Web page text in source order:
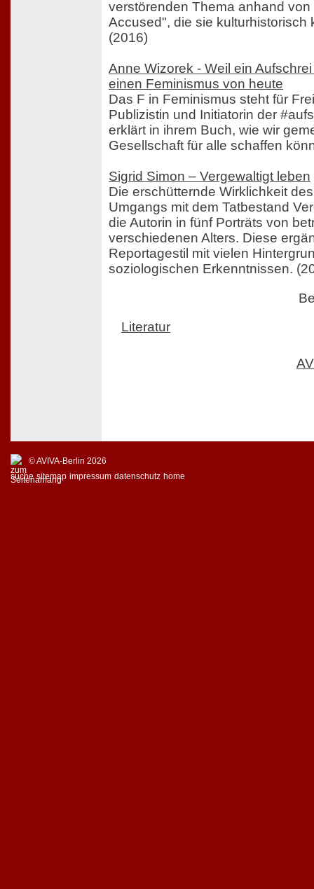
verstörenden Thema anhand
Accused", die sie kulturhistorisch
(2016)
Anne Wizorek - Weil ein
einen Feminismus von heute
Das F in Feminismus steht für
Publizistin und Initiatorin der
erklärt in ihrem Buch, wie wir
Gesellschaft für alle schaffen
Sigrid Simon – Vergewaltigt leben
Die erschütternde Wirklichkeit
Umgangs mit dem Tatbestand
die Autorin in fünf Porträts von
verschiedenen Alters. Diese
Reportagestil mit vielen
soziologischen Erkenntnissen.
Literatur
© AVIVA-Berlin 2026
suche sitemap impressum datenschutz home